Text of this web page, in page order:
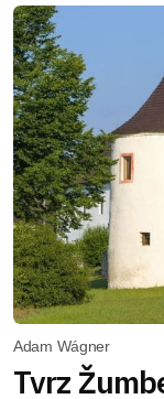
Adam Wágner
Tvrz